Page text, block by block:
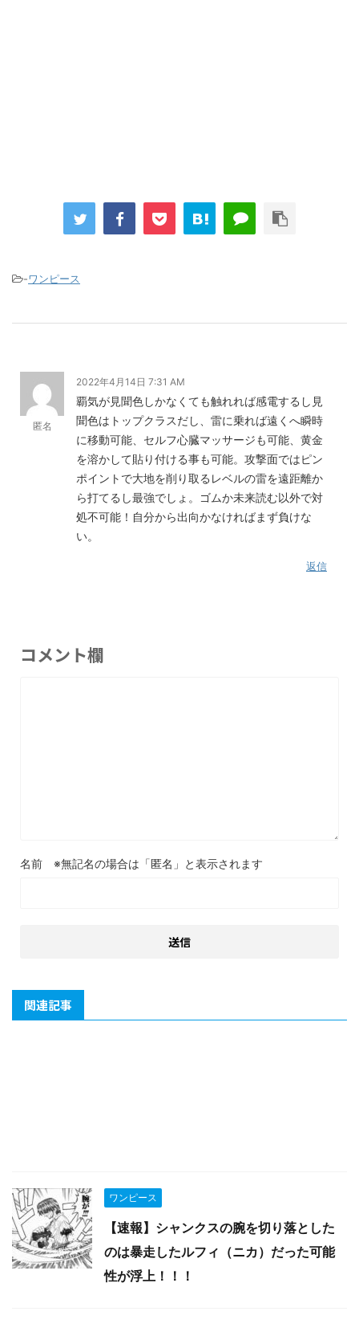
-ワンピース
匿名
2022年4月14日 7:31 AM
覇気が見聞色しかなくても触れれば感電するし見
聞色はトップクラスだし、雷に乗れば遠くへ瞬時
に移動可能、セルフ心臓マッサージも可能、黄金
を溶かして貼り付ける事も可能。攻撃面ではピン
ポイントで大地を削り取るレベルの雷を遠距離か
ら打てるし最強でしょ。ゴムか未来読む以外で対
処不可能！自分から出向かなければまず負けな
い。
返信
コメント欄
名前
関連記事
ワンピース
【速報】シャンクスの腕を切り落とした
のは暴走したルフィ（ニカ）だった可能
性が浮上！！！